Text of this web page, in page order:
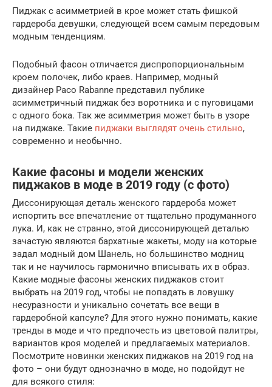
Пиджак с асимметрией в крое может стать фишкой
гардероба девушки, следующей всем самым передовым
модным тенденциям.
Подобный фасон отличается диспропорциональным
кроем полочек, либо краев. Например, модный
дизайнер Paco Rabanne представил публике
асимметричный пиджак без воротника и с пуговицами
с одного бока. Так же асимметрия может быть в узоре
на пиджаке. Такие пиджаки выглядят очень стильно,
современно и необычно.
Какие фасоны и модели женских
пиджаков в моде в 2019 году (с фото)
Диссонирующая деталь женского гардероба может
испортить все впечатление от тщательно продуманного
лука. И, как не странно, этой диссонирующей деталью
зачастую являются бархатные жакеты, моду на которые
задал модный дом Шанель, но большинство модниц
так и не научилось гармонично вписывать их в образ.
Какие модные фасоны женских пиджаков стоит
выбрать на 2019 год, чтобы не попадать в ловушку
несуразности и уникально сочетать все вещи в
гардеробной капсуле? Для этого нужно понимать, какие
тренды в моде и что предпочесть из цветовой палитры,
вариантов кроя моделей и предлагаемых материалов.
Посмотрите новинки женских пиджаков на 2019 год на
фото – они будут однозначно в моде, но подойдут не
для всякого стиля: